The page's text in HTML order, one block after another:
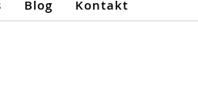
Blog Kontakt